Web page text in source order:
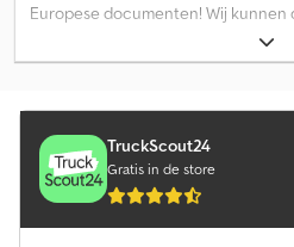
Europese documenten! Wij kunnen
volgens FOB-EXW-CPT-CFR-CIF
heeft, neem dan contact met ons
TruckScout24
Gratis in de store